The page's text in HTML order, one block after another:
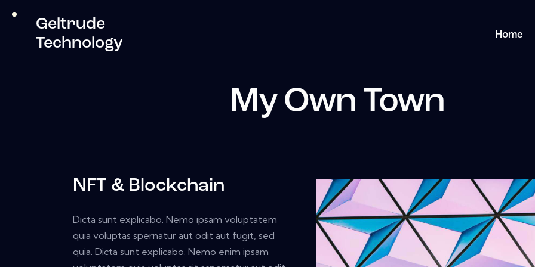
Geltrude
Technology
Home
My Own Town
NFT & Blockchain
Dicta sunt explicabo. Nemo ipsam voluptatem
quia voluptas spernatur aut odit aut fugit, sed
quia. Dicta sunt explicabo. Nemo enim ipsam